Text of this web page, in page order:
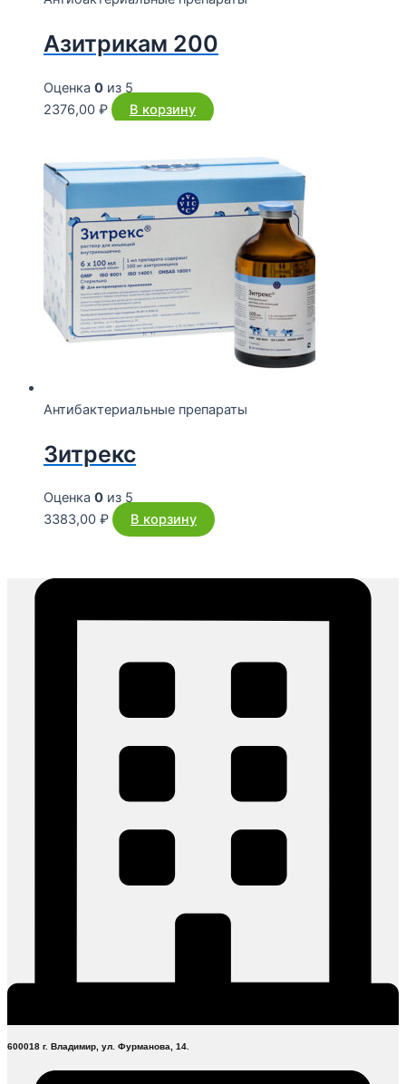
Азитрикам 200
Оценка 0 из 5
2376,00 ₽ В корзину
Антибактериальные препараты
Зитрекс
Оценка 0 из 5
3383,00 ₽ В корзину
600018 г. Владимир, ул. Фурманова, 14.